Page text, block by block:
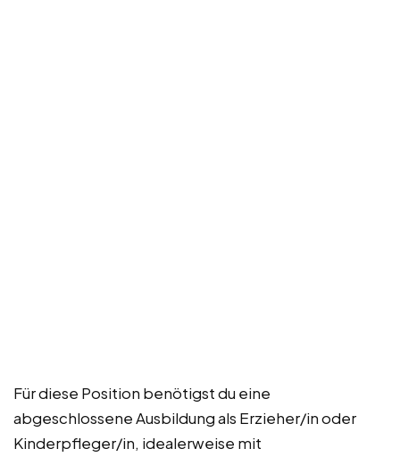
Für diese Position benötigst du eine
abgeschlossene Ausbildung als Erzieher/in oder
Kinderpfleger/in, idealerweise mit